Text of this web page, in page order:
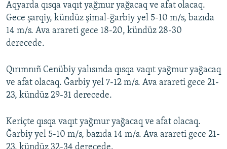
Aqyarda qısqa vaqıt yağmur yağacaq ve afat olacaq.
Gece şarqiy, kündüz şimal-ğarbiy yel 5-10 m/s, bazıda
14 m/s. Ava arareti gece 18-20, kündüz 28-30
derecede.
Qırımnıñ Cenübiy yalısında qısqa vaqıt yağmur yağacaq
ve afat olacaq. Ğarbiy yel 7-12 m/s. Ava arareti gece 21-
23, kündüz 29-31 derecede.
Keriçte qısqa vaqıt yağmur yağacaq ve afat olacaq.
Ğarbiy yel 5-10 m/s, bazıda 14 m/s. Ava arareti gece 21-